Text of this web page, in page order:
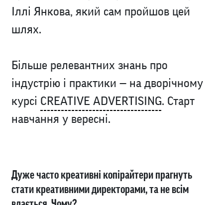
Іллі Янкова, який сам пройшов цей
шлях.
Більше релевантних знань про
індустрію і практики — на дворічному
курсі CREATIVE ADVERTISING. Старт
навчання у вересні.
Дуже часто креативні копірайтери прагнуть
стати креативними директорами, та не всім